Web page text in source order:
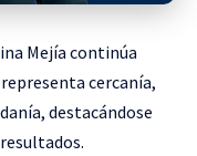
Mejía continúa
cercanía,
destacándose